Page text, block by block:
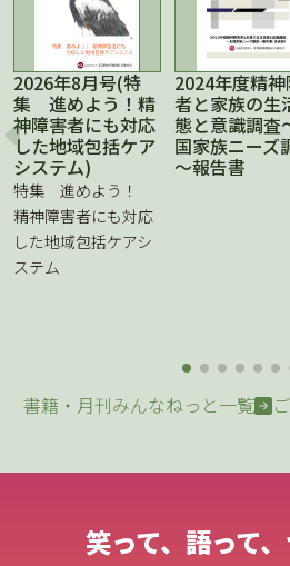
2026年8月号(特
集 進めよう！精
神障害者にも対応
した地域包括ケア
システム)
特集 進めよう！
精神障害者にも対応
した地域包括ケアシ
ステム
2024年度精
者と家族の生
態と意識調査
国家族ニーズ
～報告書
書籍・月刊みんなねっと一覧
笑って、語って